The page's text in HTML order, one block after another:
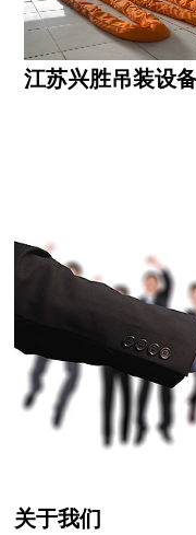
关于我们